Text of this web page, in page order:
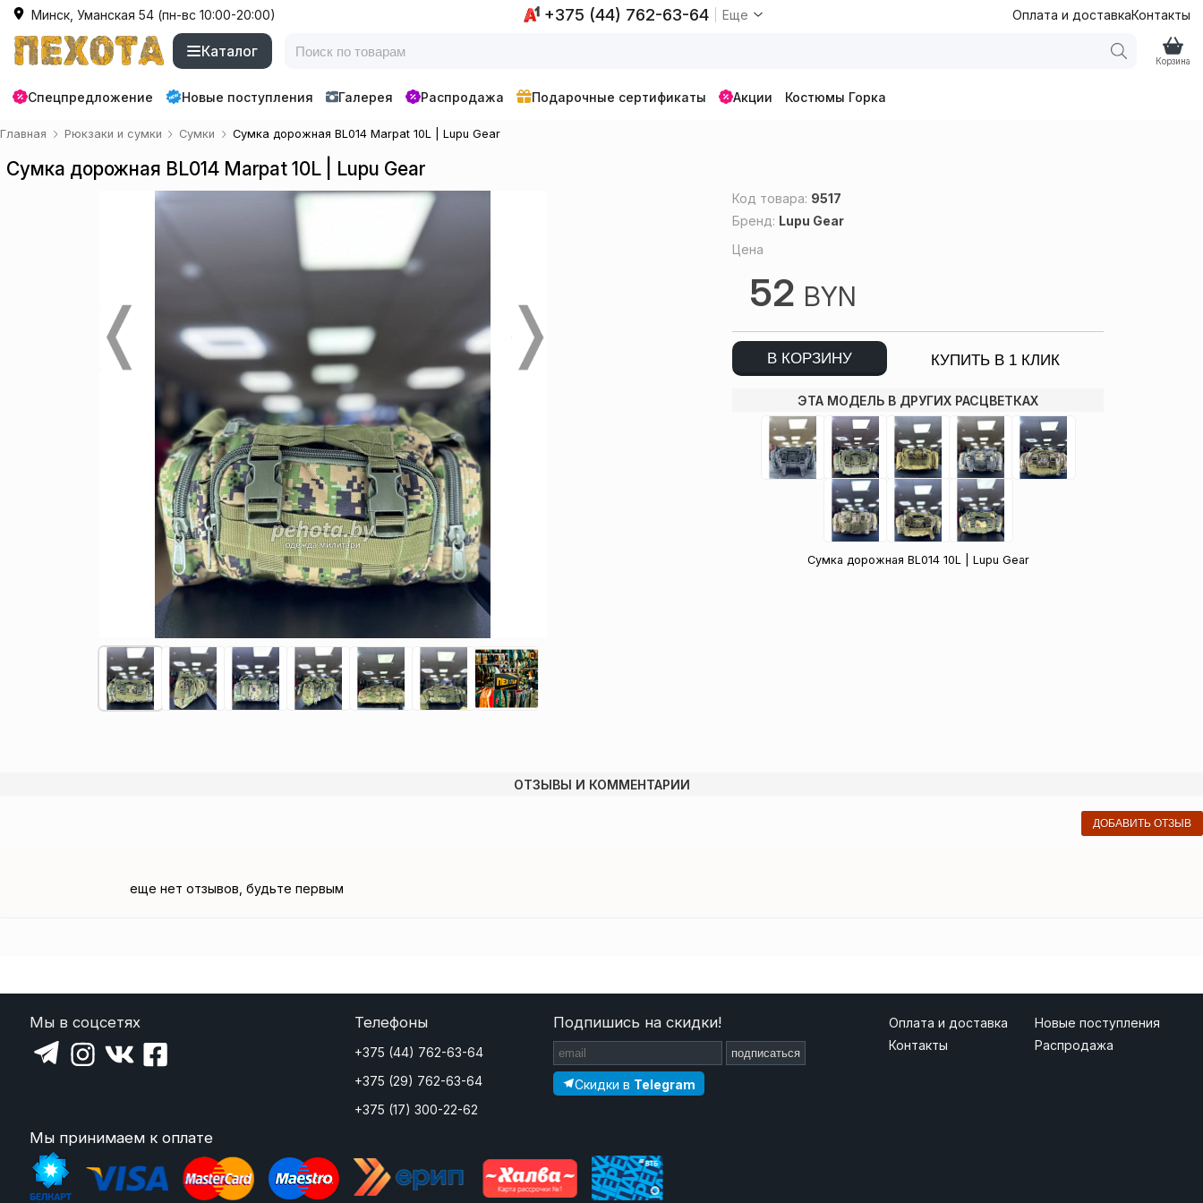
Минск, Уманская 54 (пн-вс 10:00-20:00) +375 (44) 762-63-64 Еще Оплата и доставкаКонтакты
Каталог
Корзина
Спецпредложение Новые поступления Галерея Распродажа Подарочные сертификаты Акции Костюмы Горка
Главная Рюкзаки и сумки Сумки Сумка дорожная BL014 Marpat 10L | Lupu Gear
Сумка дорожная BL014 Marpat 10L | Lupu Gear
Код товара: 9517
Бренд: Lupu Gear
Цена
52 BYN
В КОРЗИНУ КУПИТЬ В 1 КЛИК
ЭТА МОДЕЛЬ В ДРУГИХ РАСЦВЕТКАХ
Сумка дорожная BL014 10L | Lupu Gear
ОТЗЫВЫ И КОММЕНТАРИИ
ДОБАВИТЬ ОТЗЫВ
еще нет отзывов, будьте первым
Мы в соцсетях Телефоны
+375 (44) 762-63-64
+375 (29) 762-63-64
+375 (17) 300-22-62
Подпишись на скидки!
подписаться
Скидки в Telegram
Оплата и доставка
Контакты
Новые поступления
Распродажа
Мы принимаем к оплате